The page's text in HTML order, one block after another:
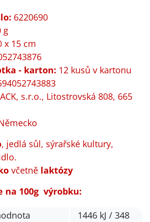
6220690
g
x 15 cm
- karton: 12 kusů v kartonu
s.r.o., Litostrovská 808, 665
, jedlá sůl, sýrařské kultury,
včetně laktózy
na 100g výrobku:
1446 kJ / 348